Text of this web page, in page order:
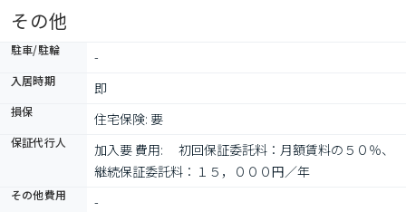
その他
駐車/駐輪 -
入居時期 即
損保 住宅保険: 要
保証代行人
加入要 費用: 　初回保証委託料：月額賃料の５０％、
継続保証委託料：１５，０００円／年
その他費用 -